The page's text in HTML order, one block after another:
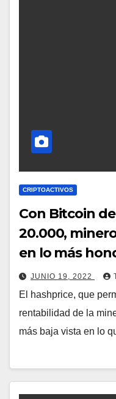
CRIPTOACTIVOS
Con Bitcoin
20.000,
en lo más
JUNIO 19, 2022
El hashprice, que
rentabilidad de la
más baja vista en lo